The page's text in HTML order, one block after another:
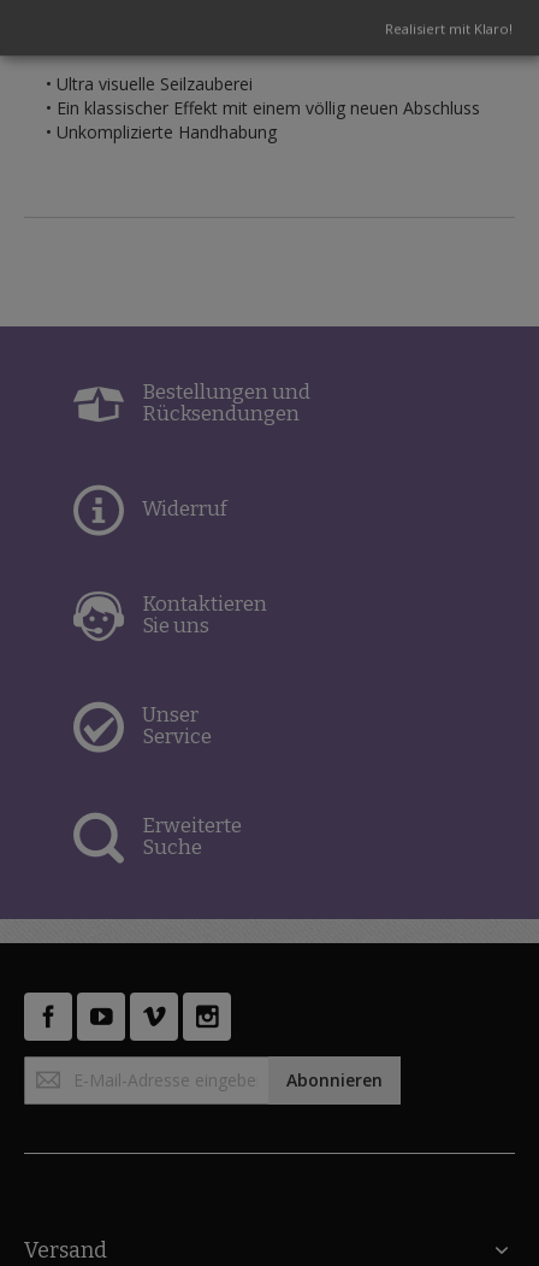
Außerdem erhalten Sie einen Vortrag aus der Feder von
• Ultra visuelle Seilzauberei
• Ein klassischer Effekt mit einem völlig neuen Abschluss
• Unkomplizierte Handhabung
Bestellungen und
Rücksendungen
Widerruf
Kontaktieren
Sie uns
Unser
Service
Erweiterte
Suche
zum
Abonnieren
Versand
Realisiert mit Klaro!